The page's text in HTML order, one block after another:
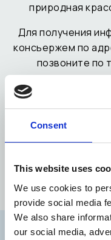
Consent
This website uses
We use cookies to
provide social media
We also share
our social media,
природная
Для получения
консьержем по
позвоните по